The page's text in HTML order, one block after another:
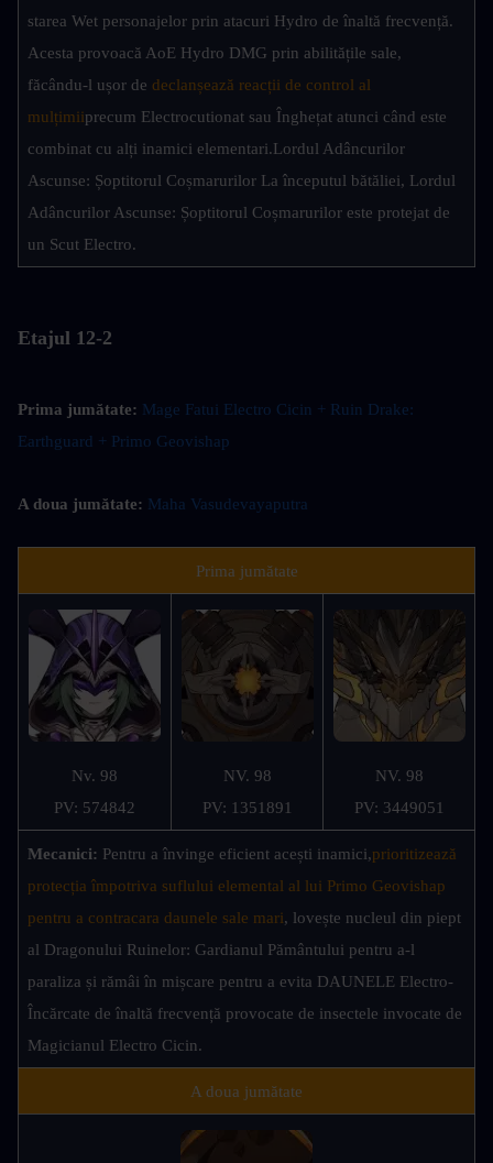
starea Wet personajelor prin atacuri Hydro de înaltă frecvență.
Acesta provoacă AoE Hydro DMG prin abilitățile sale,
făcându-l ușor de declanșează reacții de control al
mulțimiiprecum Electrocutionat sau Înghețat atunci când este
combinat cu alți inamici elementari.Lordul Adâncurilor
Ascunse: Șoptitorul Coșmarurilor La începutul bătăliei, Lordul
Adâncurilor Ascunse: Șoptitorul Coșmarurilor este protejat de
un Scut Electro.
Etajul 12-2
Prima jumătate: Mage Fatui Electro Cicin + Ruin Drake:
Earthguard + Primo Geovishap
A doua jumătate: Maha Vasudevayaputra
Prima jumătate
Nv. 98
PV: 574842
NV. 98
PV: 1351891
NV. 98
PV: 3449051
Mecanici: Pentru a învinge eficient acești inamici,prioritizează
protecția împotriva suflului elemental al lui Primo Geovishap
pentru a contracara daunele sale mari, lovește nucleul din piept
al Dragonului Ruinelor: Gardianul Pământului pentru a-l
paraliza și rămâi în mișcare pentru a evita DAUNELE Electro-
Încărcate de înaltă frecvență provocate de insectele invocate de
Magicianul Electro Cicin.
A doua jumătate